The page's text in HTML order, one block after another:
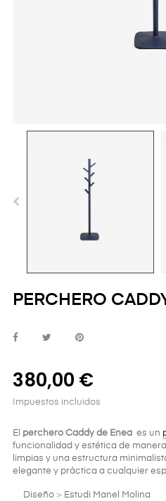
PERCHERO
380,00 €
Impuestos incluidos
El perchero Caddy de Enea es un
funcionalidad y estética de
limpias y una estructura
elegante y práctica a cualquier
Diseño > Estudi Manel Molina